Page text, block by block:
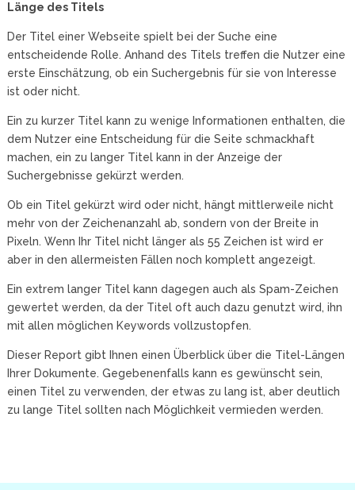
Länge des Titels
Der Titel einer Webseite spielt bei der Suche eine
entscheidende Rolle. Anhand des Titels treffen die Nutzer eine
erste Einschätzung, ob ein Suchergebnis für sie von Interesse
ist oder nicht.
Ein zu kurzer Titel kann zu wenige Informationen enthalten, die
dem Nutzer eine Entscheidung für die Seite schmackhaft
machen, ein zu langer Titel kann in der Anzeige der
Suchergebnisse gekürzt werden.
Ob ein Titel gekürzt wird oder nicht, hängt mittlerweile nicht
mehr von der Zeichenanzahl ab, sondern von der Breite in
Pixeln. Wenn Ihr Titel nicht länger als 55 Zeichen ist wird er
aber in den allermeisten Fällen noch komplett angezeigt.
Ein extrem langer Titel kann dagegen auch als Spam-Zeichen
gewertet werden, da der Titel oft auch dazu genutzt wird, ihn
mit allen möglichen Keywords vollzustopfen.
Dieser Report gibt Ihnen einen Überblick über die Titel-Längen
Ihrer Dokumente. Gegebenenfalls kann es gewünscht sein,
einen Titel zu verwenden, der etwas zu lang ist, aber deutlich
zu lange Titel sollten nach Möglichkeit vermieden werden.